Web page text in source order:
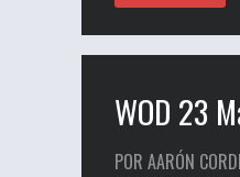
WOD 23
POR AARÓN